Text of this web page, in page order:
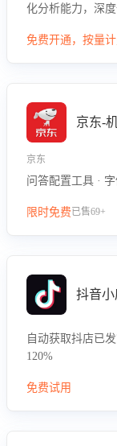
化分析能力，深
效性与完整性，
免费开通，按量
京东-
京东
问答配置工具 ·
限时免费已售69+
自动获取抖店已
120%
免费试用